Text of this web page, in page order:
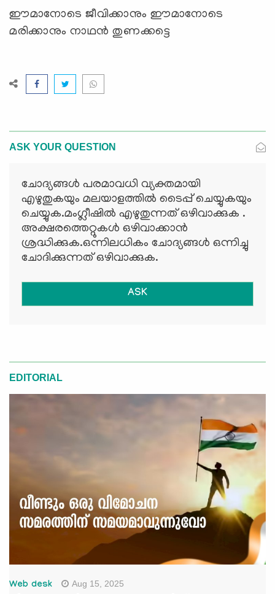
ഈമാനോടെ ജീവിക്കാനും ഈമാനോടെ
മരിക്കാനും നാഥന്‍ തുണക്കട്ടെ
ASK YOUR QUESTION
ചോദ്യങ്ങള്‍ പരമാവധി വ്യക്തമായി
എഴുതുകയും മലയാളത്തില്‍ ടൈപ്പ് ചെയ്യുകയും
ചെയ്യുക.മംഗ്ലീഷില്‍ എഴുതുന്നത് ഒഴിവാക്കുക .
അക്ഷരത്തെറ്റുകള്‍ ഒഴിവാക്കാന്‍
ശ്രദ്ധിക്കുക.ഒന്നിലധികം ചോദ്യങ്ങള്‍ ഒന്നിച്ചു
ചോദിക്കുന്നത് ഒഴിവാക്കുക.
ASK
EDITORIAL
Web desk Aug 15, 2025